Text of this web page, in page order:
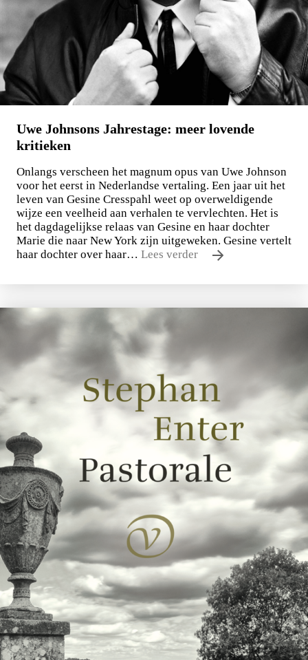
Maxim Osipov
De wereld is niet stuk te krijgen
€ 15,00
LEES MEER
Een jaar uit het leven van Gesine Cresspahl
€49,50
BESTEL
Uwe Johnsons Jahrestage: meer lovende
kritieken
Onlangs verscheen het magnum opus van Uwe Johnson
voor het eerst in Nederlandse vertaling. Een jaar uit het
leven van Gesine Cresspahl weet op overweldigende
wijze een veelheid aan verhalen te vervlechten. Het is
het dagdagelijkse relaas van Gesine en haar dochter
Marie die naar New York zijn uitgeweken. Gesine vertelt
haar dochter over haar… Lees verder